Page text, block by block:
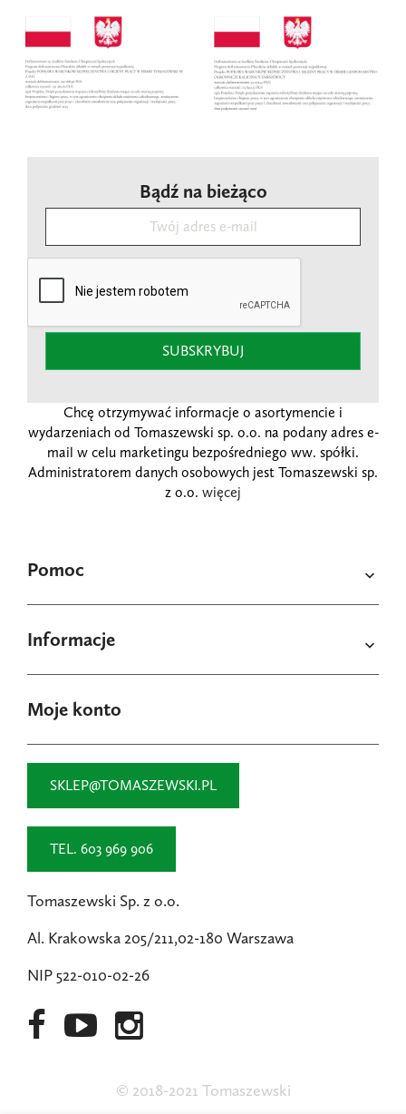
Pomoc 
Informacje 
Bądź na bieżąco
SUBSKRYBUJ
Chcę otrzymywać informacje o asortymencie i
wydarzeniach od Tomaszewski sp. o.o. na podany adres e-
mail w celu marketingu bezpośredniego ww. spółki.
Administratorem danych osobowych jest Tomaszewski sp.
z o.o. więcej
Moje konto
SKLEP@TOMASZEWSKI.PL
TEL. 603 969 906
Tomaszewski Sp. z o.o.
Al. Krakowska 205/211,02-180 Warszawa
NIP 522-010-02-26
© 2018-2021 Tomaszewski